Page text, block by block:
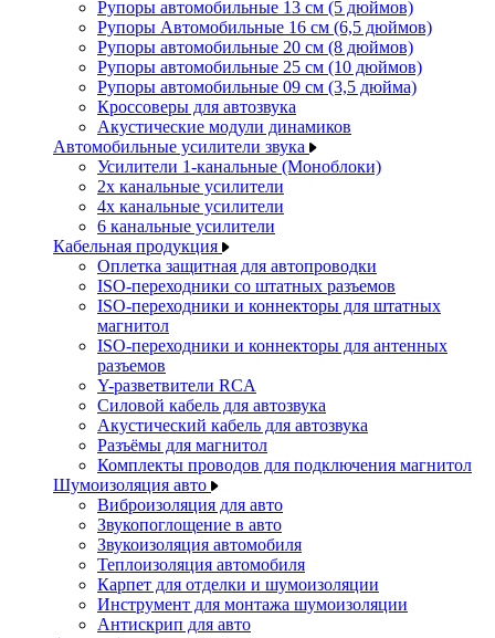
Рупоры автомобильные 13 см (5 дюймов)
Рупоры Автомобильные 16 см (6,5 дюймов)
Рупоры автомобильные 20 см (8 дюймов)
Рупоры автомобильные 25 см (10 дюймов)
Рупоры автомобильные 09 см (3,5 дюйма)
Кроссоверы для автозвука
Акустические модули динамиков
Автомобильные усилители звука
Усилители 1-канальные (Моноблоки)
2х канальные усилители
4х канальные усилители
6 канальные усилители
Кабельная продукция
Оплетка защитная для автопроводки
ISO-переходники со штатных разъемов
ISO-переходники и коннекторы для штатных
магнитол
ISO-переходники и коннекторы для антенных
разъемов
Y-разветвители RCA
Силовой кабель для автозвука
Акустический кабель для автозвука
Разъёмы для магнитол
Комплекты проводов для подключения магнитол
Шумоизоляция авто
Виброизоляция для авто
Звукопоглощение в авто
Звукоизоляция автомобиля
Теплоизоляция автомобиля
Карпет для отделки и шумоизоляции
Инструмент для монтажа шумоизоляции
Антискрип для авто